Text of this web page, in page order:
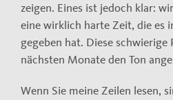
zeigen. Eines ist jedoch klar:
eine wirklich harte Zeit, die es
gegeben hat. Diese schwierige
nächsten Monate den Ton
Wenn Sie meine Zeilen lesen,